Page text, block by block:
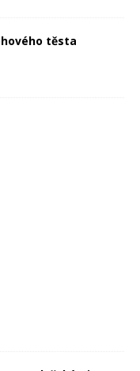
těsta